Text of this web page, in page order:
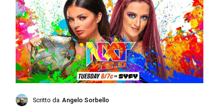
Scritto da Angelo Sorbello